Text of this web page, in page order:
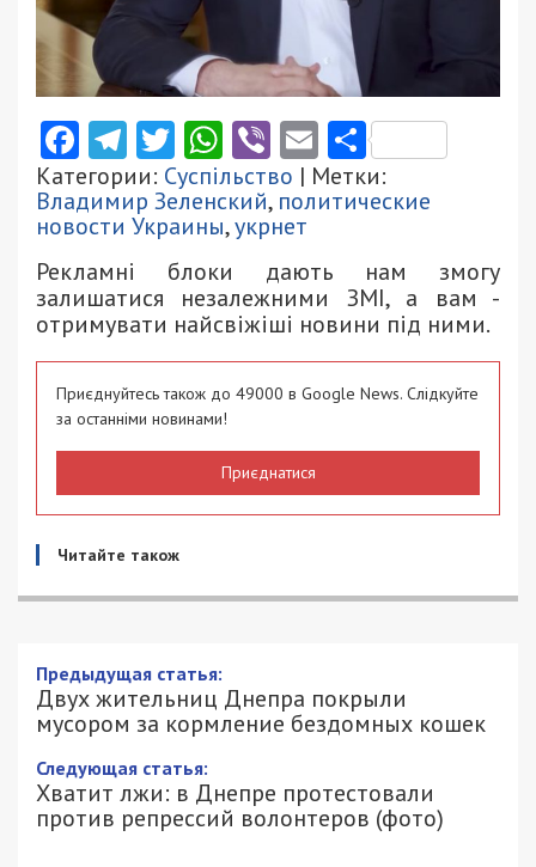
Facebook
Telegram
Twitter
WhatsApp
ViberEmail
Категории: Суспільство | Метки:
Владимир Зеленский, политические
новости Украины,укрнет
Рекламні блоки дають нам змогу
залишатися незалежними ЗМІ, а вам -
отримувати найсвіжіші новини під ними.
Приєднуйтесь також до 49000 в Google News. Слідкуйте
за останніми новинами!
Приєднатися
Читайте також
Предыдущая статья:
Двух жительниц Днепра покрыли
мусором за кормление бездомных кошек
Следующая статья:
Хватит лжи: в Днепре протестовали
против репрессий волонтеров (фото)